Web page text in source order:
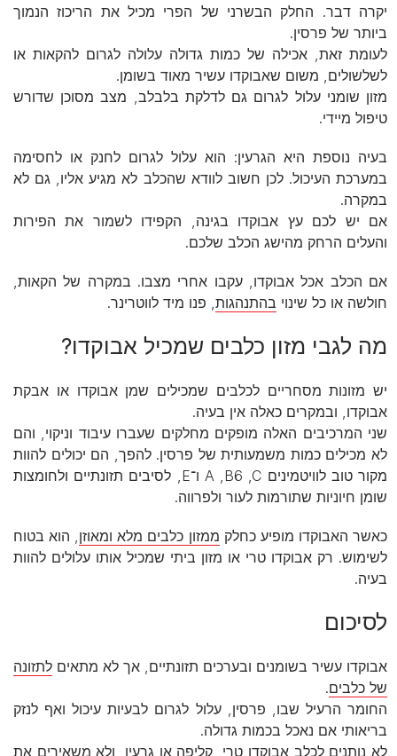
יקרה דבר. החלק הבשרני של הפרי מכיל את הריכוז הנמוך
ביותר של פרסין.
לעומת זאת, אכילה של כמות גדולה עלולה לגרום להקאות או
לשלשולים, משום שאבוקדו עשיר מאוד בשומן.
מזון שומני עלול לגרום גם לדלקת בלבלב, מצב מסוכן שדורש
טיפול מיידי.
בעיה נוספת היא הגרעין: הוא עלול לגרום לחנק או לחסימה
במערכת העיכול. לכן חשוב לוודא שהכלב לא מגיע אליו, גם לא
במקרה.
אם יש לכם עץ אבוקדו בגינה, הקפידו לשמור את הפירות
והעלים הרחק מהישג הכלב שלכם.
אם הכלב אכל אבוקדו, עקבו אחרי מצבו. במקרה של הקאות,
חולשה או כל שינוי בהתנהגות , פנו מיד לווטרינר.
מה לגבי מזון כלבים שמכיל אבוקדו?
יש מזונות מסחריים לכלבים שמכילים שמן אבוקדו או אבקת
אבוקדו, ובמקרים כאלה אין בעיה.
שני המרכיבים האלה מופקים מחלקים שעברו עיבוד וניקוי, והם
לא מכילים כמות משמעותית של פרסין. להפך, הם יכולים להוות
מקור טוב לוויטמינים A ,B6 ,C ו־E, לסיבים תזונתיים ולחומצות
שומן חיוניות שתורמות לעור ולפרווה.
כאשר האבוקדו מופיע כחלק ממזון כלבים מלא ומאוזן , הוא בטוח
לשימוש. רק אבוקדו טרי או מזון ביתי שמכיל אותו עלולים להוות
בעיה.
לסיכום
אבוקדו עשיר בשומנים ובערכים תזונתיים, אך לא מתאים לתזונה
של כלבים.
החומר הרעיל שבו, פרסין, עלול לגרום לבעיות עיכול ואף לנזק
בריאותי אם נאכל בכמות גדולה.
לא נותנים לכלב אבוקדו טרי, קליפה או גרעין, ולא משאירים את